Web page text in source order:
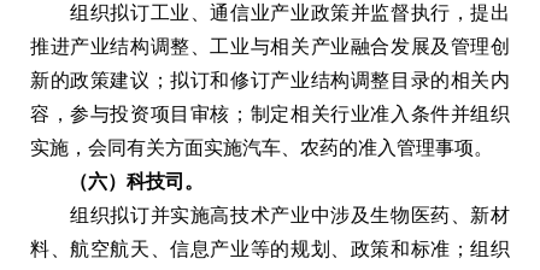
组织拟订工业、通信业产业政策并监督执行，提出
推进产业结构调整、工业与相关产业融合发展及管理创
新的政策建议；拟订和修订产业结构调整目录的相关内
容，参与投资项目审核；制定相关行业准入条件并组织
实施，会同有关方面实施汽车、农药的准入管理事项。
（六）科技司。
组织拟订并实施高技术产业中涉及生物医药、新材
料、航空航天、信息产业等的规划、政策和标准；组织